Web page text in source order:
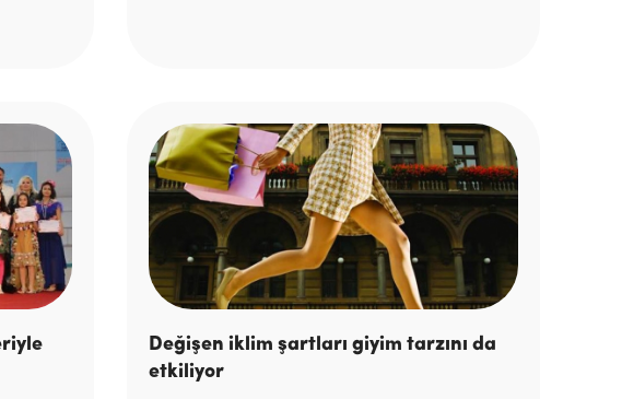
Değişen iklim şartları giyim tarzını da
etkiliyor